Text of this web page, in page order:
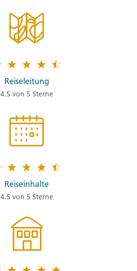
Reiseleitung
4.5 von 5 Sterne
Reiseinhalte
4.5 von 5 Sterne